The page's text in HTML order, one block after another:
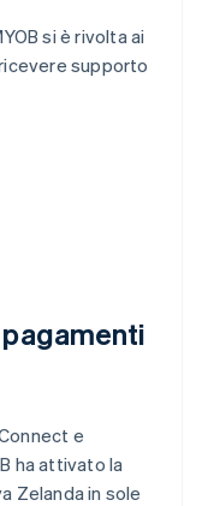
si è rivolta ai
supporto
e
ha attivato la
Zelanda in sole